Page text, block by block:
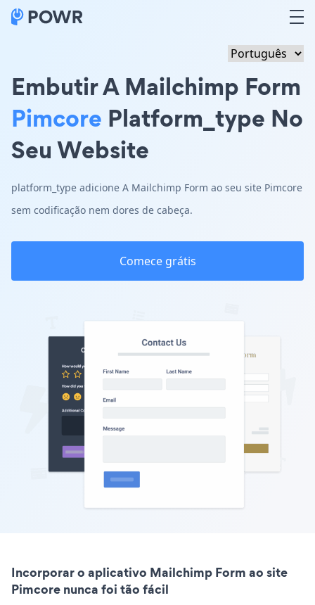
Embutir A Mailchimp Form
Pimcore Platform_type No
Seu Website
platform_type adicione A Mailchimp Form ao seu site Pimcore
sem codificação nem dores de cabeça.
Comece grátis
Incorporar o aplicativo Mailchimp Form ao site
Pimcore nunca foi tão fácil